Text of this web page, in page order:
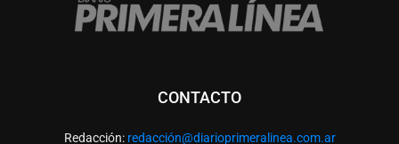
CONTACTO
Redacción: redacción@diarioprimeralinea.com.ar